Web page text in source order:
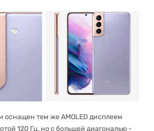
оснащен тем же AMOLED дисплеем
120 Гц, но с большей диагональю -